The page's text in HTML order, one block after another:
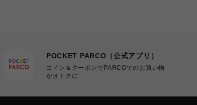
POCKET PARCO（公式アプリ）
コイン＆クーポンでPARCOでのお買い物
がオトクに